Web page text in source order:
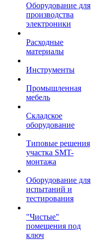
Оборудование для
производства
электроники
Расходные
материалы
Инструменты
Промышленная
мебель
Складское
оборудование
Типовые решения
участка SMT-
монтажа
Оборудование для
испытаний и
тестирования
"Чистые"
помещения под
ключ